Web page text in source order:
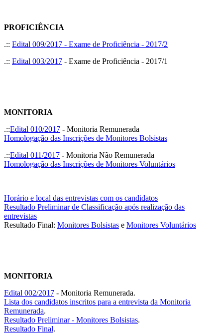
PROFICIÊNCIA
.:: Edital 009/2017 - Exame de Proficiência - 2017/2
.:: Edital 003/2017 - Exame de Proficiência - 2017/1
MONITORIA
.::Edital 010/2017 - Monitoria Remunerada
Homologação das Inscrições de Monitores Bolsistas
.::Edital 011/2017 - Monitoria Não Remunerada
Homologação das Inscrições de Monitores Voluntários
Horário e local das entrevistas com os candidatos
Resultado Preliminar de Classificação após realização das
entrevistas
Resultado Final: Monitores Bolsistas e Monitores Voluntários
MONITORIA
Edital 002/2017 - Monitoria Remunerada.
Lista dos candidatos inscritos para a entrevista da Monitoria
Remunerada.
Resultado Preliminar - Monitores Bolsistas.
Resultado Final.